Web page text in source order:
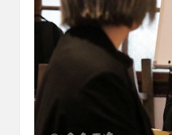
緣
微
體